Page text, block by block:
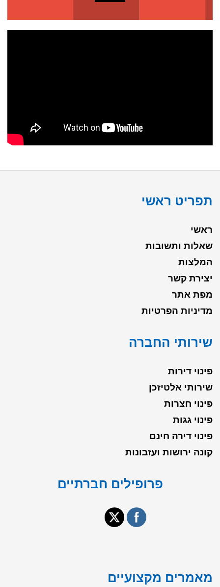
תפריט ראשי
ראשי
שאלות ותשובות
המלצות
יצירת קשר
מפת אתר
מדיניות הפרטיות
שירותי החברה
פינוי דירות
שירותי אלטיזכן
פינוי חצרות
פינוי גגות
פינוי דירה חינם
קונה ירושות ועזבונות
פרופילים חברתיים
מאמרים מקצועיים